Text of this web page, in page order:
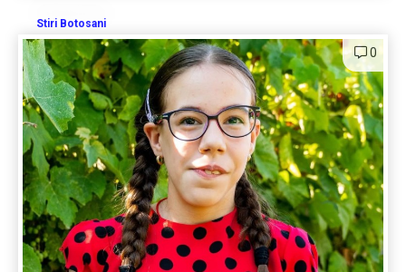
Stiri Botosani
0